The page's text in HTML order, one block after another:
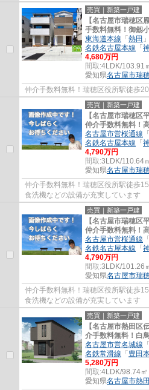
売買｜新築一戸建
【名古屋市瑞穂区
手数料無料！御劔
東海道本線 「 熱田
名鉄名古屋本線 「
4,680万円
間取:4LDK/103.91
愛知県名古屋市瑞
仲介手数料無料！瑞穂区役所駅徒歩20
売買｜新築一戸建
【名古屋市瑞穂区
仲介手数料無料！
名古屋市営桜通線 「
名鉄名古屋本線 「
4,790万円
間取:3LDK/110.64
愛知県名古屋市瑞
仲介手数料無料！瑞穂区役所駅徒歩
食洗機などの設備が充実しています
売買｜新築一戸建
【名古屋市瑞穂区
仲介手数料無料！
名古屋市営桜通線 「
名鉄名古屋本線 「
4,790万円
間取:3LDK/101.26
愛知県名古屋市瑞
仲介手数料無料！瑞穂区役所駅徒歩
食洗機などの設備が充実しています
売買｜新築一戸建
【名古屋市熱田区
介手数料無料！白
名古屋市営名城線 「
名鉄常滑線 「 豊田
5,280万円
間取:4LDK/98.74㎡
愛知県名古屋市熱